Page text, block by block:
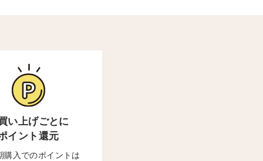
い上げごとに
イント還元
入でのポイントは